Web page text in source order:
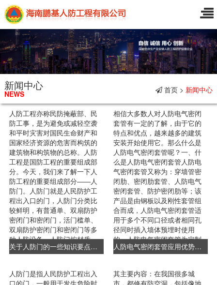
新闻中心
NEWS 首页 > 新闻中心
人防工程亦称民防掩蔽部、民
防工事，是为避免或减轻空袭
和平时灾害对国民生命财产和
国家经济资源的危害而构筑的
建筑物和构筑物的总称。人防
工程是国防工程的重要组成部
分。今天，我们来了解一下人
防工程的重要组成部分——人
防门。人防门就是人民防护工
程出入口的门，人防门分类比
较鲜明，有普通单、双扇防护
密闭门和密闭门，活门槛单、
双扇防护密闭门和密闭门等多
种人防设备。人防门按材质
分：钢结构和混凝土结构，按
另外人防固定电站的控制室与
发电机房之间应设置密闭隔
关于人防门的一些知识要点，后悔知道得太晚！
相信大多数人对人防电气密闭
套管有一定的了解，由于它的
特点和优点，越来越多的建筑
安装开始使用它。那么什么是
人防电气密闭套管呢？一、什
么是人防电气密闭套管人防电
气密闭套管又称为：穿墙管密
闭肋、密闭肋套管、人防电气
密闭套管、防护密闭肋等；该
产品是由钢板以及刚性套管组
合而成，人防电气密闭套管适
用于多个不同口径或者相同孔
径同时插入墙体预埋时使用
的，人防电气密闭套管为定制
产品，该产品上面套管的数量
只也可谓4只甚至更多，我公司
拥有多年的生产经验完全可以
人防电气密闭套管应用优势有哪些？
人防门是指人民防护工程出入
其主要内容：在我国很多城